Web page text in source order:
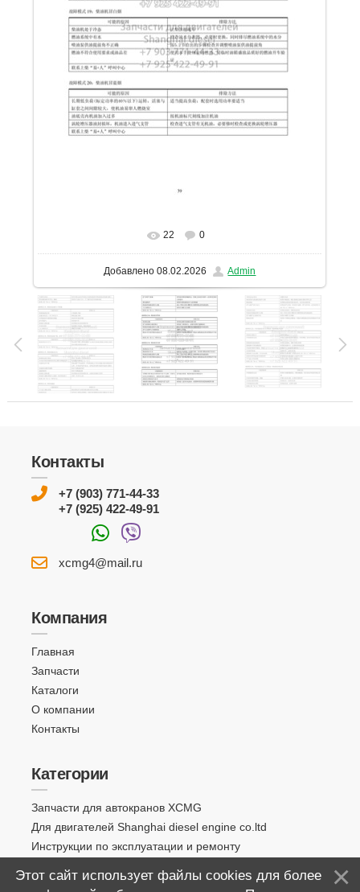
В реальном размере 1131x1600
22 0
Добавлено 08.02.2026 Admin
Контакты
+7 (903) 771-44-33
+7 (925) 422-49-91
xcmg4@mail.ru
Компания
Главная
Запчасти
Каталоги
О компании
Контакты
Категории
Запчасти для автокранов XCMG
Для двигателей Shanghai diesel engine co.ltd
Инструкции по эксплуатации и ремонту
Этот сайт использует файлы cookies для более